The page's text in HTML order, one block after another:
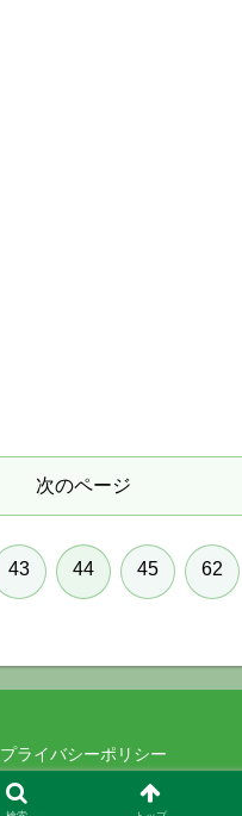
次のページ
43 44 45 62
プライバシーポリシー